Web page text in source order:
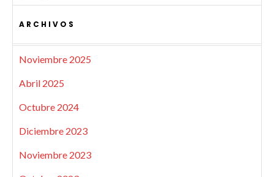
ARCHIVOS
Noviembre 2025
Abril 2025
Octubre 2024
Diciembre 2023
Noviembre 2023